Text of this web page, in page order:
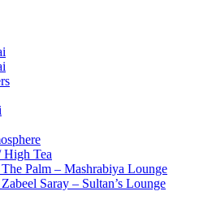
High Tea
Palm – Mashrabiya Lounge
Saray – Sultan’s Lounge